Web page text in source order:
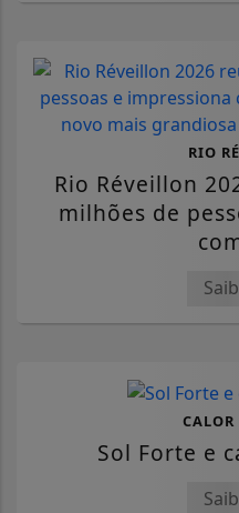
RIO
Rio Réveillon
milhões de
CALOR
Sol Forte e